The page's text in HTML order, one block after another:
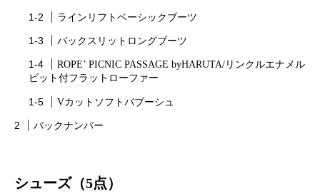
ラインリフトベーシックブーツ
バックスリットロングブーツ
ROPE’ PICNIC PASSAGE byHARUTA/リンクルエナメル
ビット付フラットローファー
Vカットソフトバブーシュ
バックナンバー
シューズ（5点）